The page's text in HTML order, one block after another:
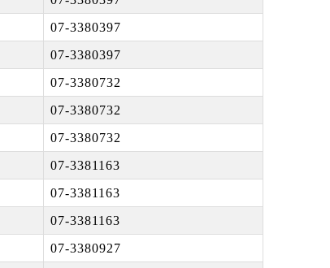
07-3380397
07-3380397
07-3380732
07-3380732
07-3380732
07-3381163
07-3381163
07-3381163
07-3380927